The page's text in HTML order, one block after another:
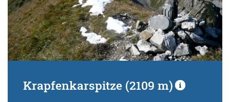
Krapfenkarspitze (2109 m)